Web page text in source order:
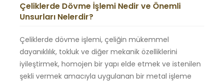
Çeliklerde Dövme İşlemi Nedir ve Önemli
Unsurları Nelerdir?
Çeliklerde dövme işlemi, çeliğin mükemmel
dayanıklılık, tokluk ve diğer mekanik özelliklerini
iyileştirmek, homojen bir yapı elde etmek ve istenilen
şekli vermek amacıyla uygulanan bir metal işleme